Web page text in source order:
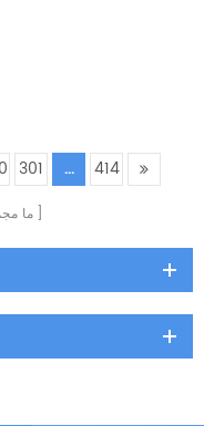
301 ... 414
ما